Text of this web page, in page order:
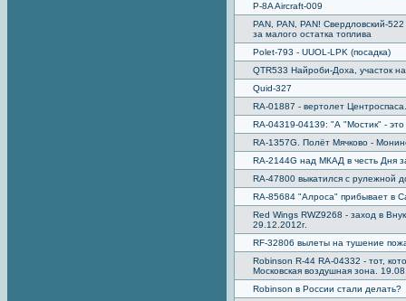
P-8A Aircraft-009
PAN, PAN, PAN! Свердловский-
за малого остатка топлива
Polet-793 - UUOL-LPK (посадка)
QTR533 Найроби-Доха, участок
Quid-327
RA-01887 - вертолет
RA-04319-04139: "А "Мостик" - это
RA-1357G. Полёт Мячково -
RA-2144G над МКАД в честь Дня
RA-47800 выкатился с рулежной
RA-85684 "Алроса" прибывает в
Red Wings RWZ9268 - заход в
29.12.2012г.
RF-32806 вылеты на тушение
Robinson R-44 RA-04332 - тот,
Московская воздушная зона.
Robinson в России стали делать?